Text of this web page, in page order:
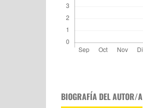
BIOGRAFÍA DEL AUTOR/A